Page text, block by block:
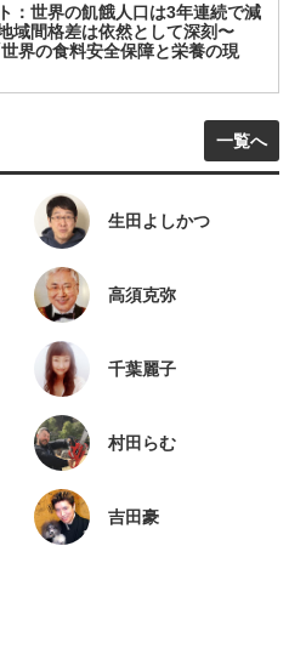
：世界の飢餓人口は3年連続で減
域間格差は依然として深刻〜
界の食料安全保障と栄養の現
一覧へ
生田よしかつ
高須克弥
千葉麗子
村田らむ
吉田豪